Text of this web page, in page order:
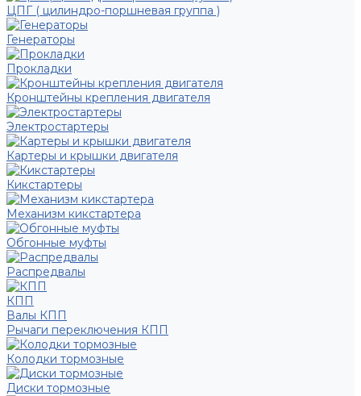
ЦПГ ( цилиндро-поршневая группа )
Генераторы
Прокладки
Кронштейны крепления двигателя
Электростартеры
Картеры и крышки двигателя
Кикстартеры
Механизм кикстартера
Обгонные муфты
Распредвалы
КПП
Валы КПП
Рычаги переключения КПП
Колодки тормозные
Диски тормозные